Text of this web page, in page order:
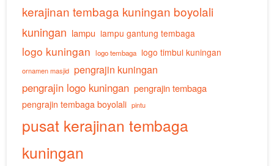
kerajinan tembaga kuningan boyolali
kuningan lampu lampu gantung tembaga
logo kuningan logo tembaga logo timbul kuningan
ornamen masjid pengrajin kuningan
pengrajin logo kuningan pengrajin tembaga
pengrajin tembaga boyolali pintu
pusat kerajinan tembaga
kuningan